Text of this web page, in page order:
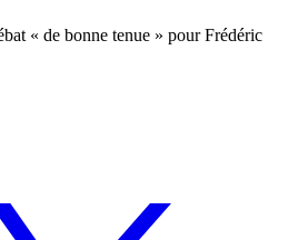
« de bonne tenue » pour Frédéric